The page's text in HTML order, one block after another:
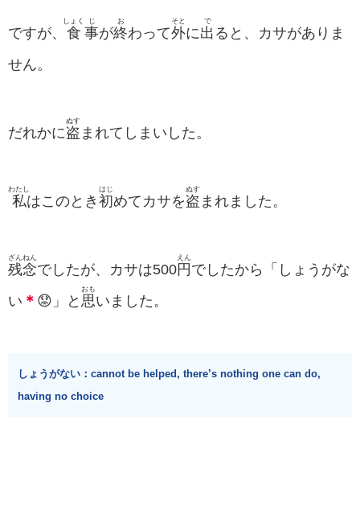
ですが、 食
しょく
事
じ
が終
お
わって外
そと
に出
で
ると、カサがありま
せん。
だれかに盗
ぬす
まれてしまいした。
私
わたし
はこのとき 初
はじ
めてカサを盗
ぬす
まれました。
残
ざん
念
ねん
でしたが、カサは500円
えん
でしたから「しょうがな
い ＊ 😟」と 思
おも
いました。
しょうがない：cannot be helped, there’s nothing one can do,
having no choice